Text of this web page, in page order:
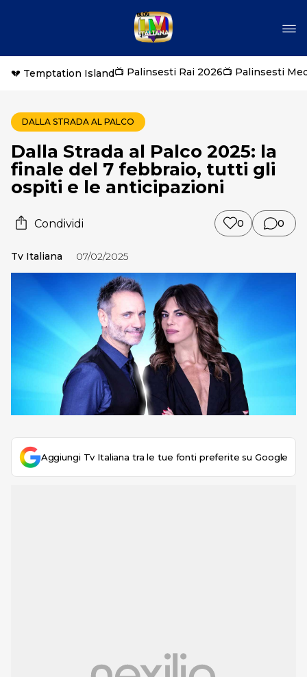
💔 Temptation Island📺 Palinsesti Rai 2026📺 Palinsesti
DALLA STRADA AL PALCO
Dalla Strada al Palco 2025: la
finale del 7 febbraio, tutti gli
ospiti e le anticipazioni
Condividi 0 0
Tv Italiana 07/02/2025
Aggiungi Tv Italiana tra le tue fonti preferite su Google